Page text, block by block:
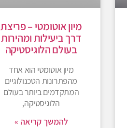
מיון אוטומטי – פריצת
דרך ביעילות ומהירות
בעולם הלוגיסטיקה
מיון אוטומטי הוא אחד
מהפתרונות הטכנולוגיים
המתקדמים ביותר בעולם
הלוגיסטיקה,
להמשך קריאה »